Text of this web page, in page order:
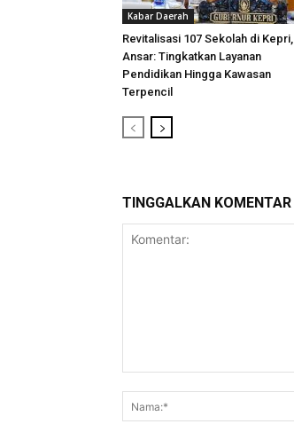
Kabar Daerah
Revitalisasi 107 Sekolah di Kepri,
Ansar: Tingkatkan Layanan
Pendidikan Hingga Kawasan
Terpencil
TINGGALKAN KOMENTAR